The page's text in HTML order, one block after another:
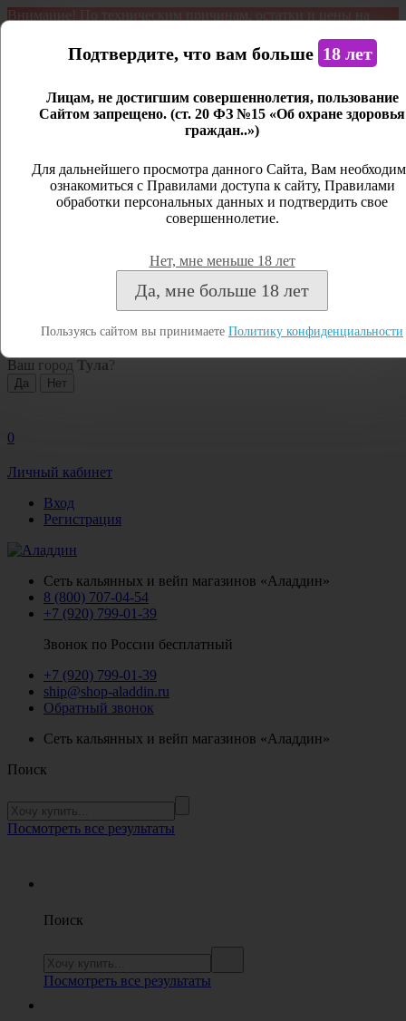
Внимание! По техническим причинам, остатки и цены на
является демонстрационным. Дистанционная продажа не
Открыть сайдбар
Личный кабинет
Закрыть
Посмотреть все результаты
Ваш город Тула ?
0
Личный кабинет
Вход
Регистрация
Сеть кальянных и вейп магазинов «Аладдин»
8 (800) 707-04-54
+7 (920) 799-01-39
Звонок по России бесплатный
+7 (920) 799-01-39
ship@shop-aladdin.ru
Обратный звонок
Сеть кальянных и вейп магазинов «Аладдин»
Поиск
Посмотреть все результаты
Поиск
Посмотреть все результаты
Подтвердите, что вам больше 18 лет
Лицам, не достигшим совершеннолетия, пользование
Сайтом запрещено. (ст. 20 ФЗ №15 «Об охране здоровья
граждан..»)
Для дальнейшего просмотра данного Сайта, Вам
ознакомиться с Правилами доступа к сайту, Правилами
обработки персональных данных и подтвердить свое
совершеннолетие.
Нет, мне меньше 18 лет
Да, мне больше 18 лет
Пользуясь сайтом вы принимаете Политику конфиденциальности